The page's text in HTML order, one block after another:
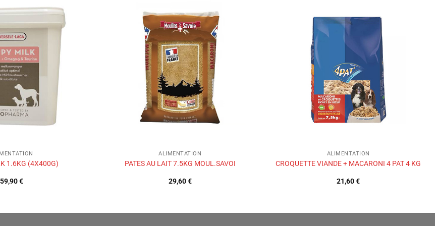
Ajouter
à la liste
souhaits
1.6KG (4X400G)
59,90€
ALIMENTATION
PATES AU LAIT 7.5KG MOUL.SAVOI
29,60€
ALIMENTATION
CROQUETTE VIANDE + MACARONI 4 PAT 4 KG
21,60€